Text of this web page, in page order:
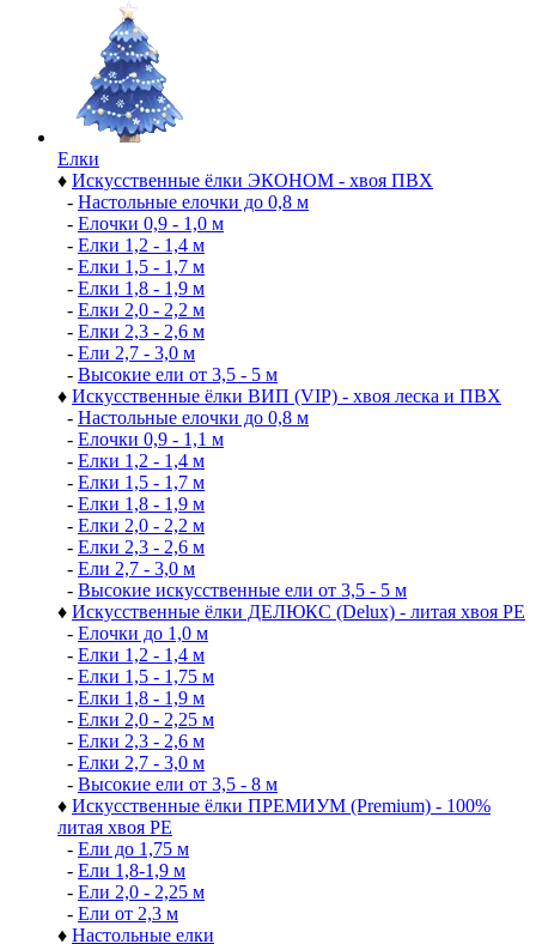
Елки
♦ Искусственные ёлки ЭКОНОМ - хвоя ПВХ
- Настольные елочки до 0,8 м
- Елочки 0,9 - 1,0 м
- Елки 1,2 - 1,4 м
- Елки 1,5 - 1,7 м
- Елки 1,8 - 1,9 м
- Елки 2,0 - 2,2 м
- Елки 2,3 - 2,6 м
- Ели 2,7 - 3,0 м
- Высокие ели от 3,5 - 5 м
♦ Искусственные ёлки ВИП (VIP) - хвоя леска и ПВХ
- Настольные елочки до 0,8 м
- Елочки 0,9 - 1,1 м
- Елки 1,2 - 1,4 м
- Елки 1,5 - 1,7 м
- Елки 1,8 - 1,9 м
- Елки 2,0 - 2,2 м
- Елки 2,3 - 2,6 м
- Ели 2,7 - 3,0 м
- Высокие искусственные ели от 3,5 - 5 м
♦ Искусственные ёлки ДЕЛЮКС (Delux) - литая хвоя РЕ
- Елочки до 1,0 м
- Елки 1,2 - 1,4 м
- Елки 1,5 - 1,75 м
- Елки 1,8 - 1,9 м
- Елки 2,0 - 2,25 м
- Елки 2,3 - 2,6 м
- Елки 2,7 - 3,0 м
- Высокие ели от 3,5 - 8 м
♦ Искусственные ёлки ПРЕМИУМ (Premium) - 100%
литая хвоя РЕ
- Ели до 1,75 м
- Ели 1,8-1,9 м
- Ели 2,0 - 2,25 м
- Ели от 2,3 м
♦ Настольные елки